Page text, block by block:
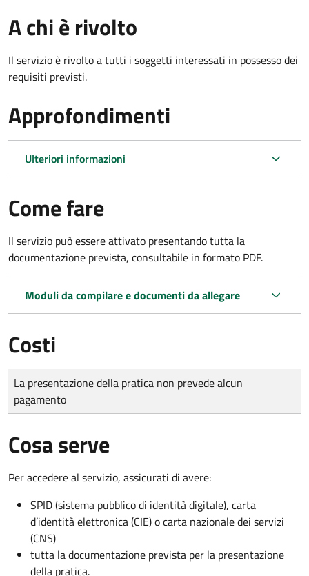
A chi è rivolto
Il servizio è rivolto a tutti i soggetti interessati in possesso dei
requisiti previsti.
Approfondimenti
Ulteriori informazioni
Come fare
Il servizio può essere attivato presentando tutta la
documentazione prevista, consultabile in formato PDF.
Moduli da compilare e documenti da allegare
Costi
Tipo di pagamento
Importo
La presentazione della pratica non prevede alcun
pagamento
Cosa serve
Per accedere al servizio, assicurati di avere:
SPID (sistema pubblico di identità digitale), carta
d’identità elettronica (CIE) o carta nazionale dei servizi
(CNS)
tutta la documentazione prevista per la presentazione
della pratica.